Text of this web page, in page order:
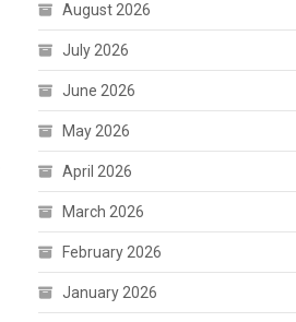
August 2026
July 2026
June 2026
May 2026
April 2026
March 2026
February 2026
January 2026